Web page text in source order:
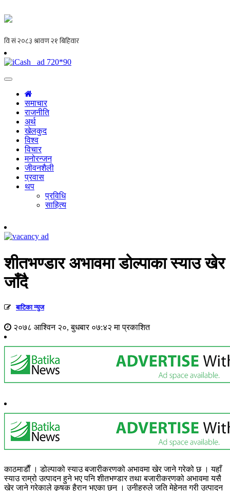
समाचार
राजनीति
अर्थ
खेलकुद
विश्व
विचार
मनोरन्जन
जीवनशैली
प्रवास
थप
प्रविधि
साहित्य
शीतभण्डार अभावमा डोल्पाका स्याउ खेर
जाँदै
बाटिका न्युज
२०७८ आश्विन २०, बुधबार ०७:४२ मा प्रकाशित
काठमाडाैँ । डोल्पाको स्याउ बजारीकरणको अभावमा खेर जाने गरेको छ । यहाँ
स्याउ राम्रो उत्पादन हुने भए पनि शीतभण्डार तथा बजारीकरणको अभावमा यसै
खेर जाने गरेकाले कृषक हैरान भएका छन् । उनीहरुले जति मेहेनत गरी उत्पादन